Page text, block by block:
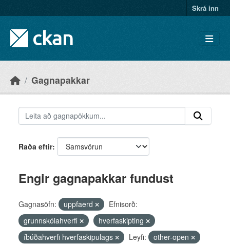
Skrá inn
Gagnapakkar
Raða eftir
Engir gagnapakkar fundust
Gagnasöfn: uppfaerd
Efnisorð:
grunnskólahverfi
hverfaskipting
íbúðahverfi hverfaskipulags
Leyfi:
other-open